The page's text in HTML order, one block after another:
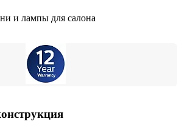
и лампы для салона